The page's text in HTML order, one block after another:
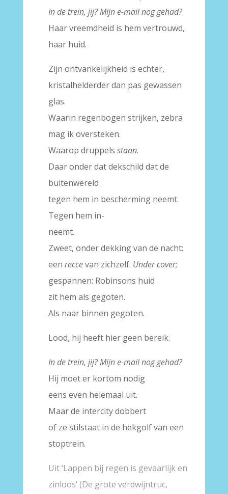
In de trein, jij? Mijn e-mail nog gehad?
Haar vreemdheid is hem vertrouwd,
haar huid.
Zijn ontvankelijkheid is echter,
kristalhelderder dan pas gewassen
glas.
Waarin regenbogen strijken, zebra
mag ik oversteken.
Waarop druppels staan.
Daar onder dat dekschild dat de
buitenwereld
tegen hem in bescherming neemt.
Tegen hem in-
neemt.
Zweet, onder dekking van de nacht:
een reccevan zichzelf. Under cover;
gespannen: Robinsons huid
zit hem als gegoten.
Als naar binnen gegoten.
Lood, hij heeft hier geen bereik.
In de trein, jij? Mijn e-mail nog gehad?
Hij moet er kortom nodig
eens even helemaal uit.
Maar de intercity dobbert
of ze stilstaat in de hekgolf van een
stoptrein.
Uit ‘Lappen bij regen is gevaarlijk en
zinloos’ (De grote verdwijntruc,